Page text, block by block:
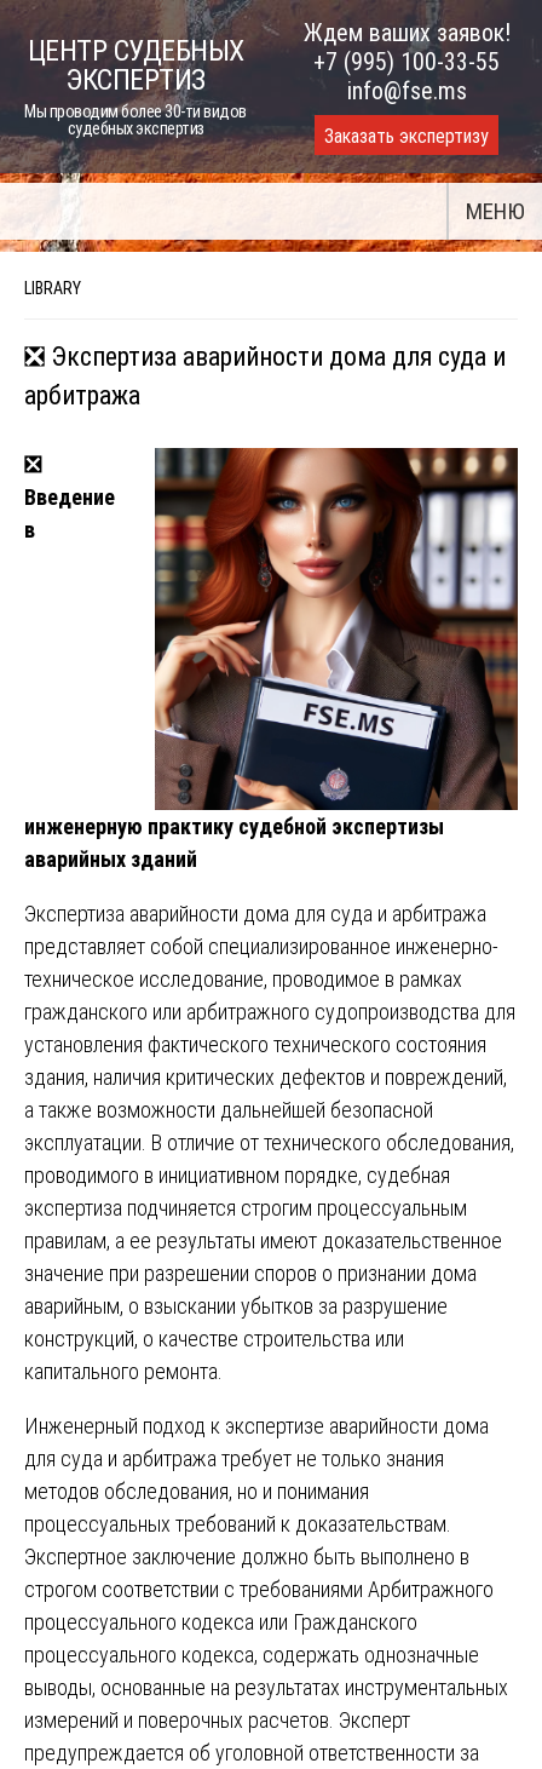
Skip
ЦЕНТР СУДЕБНЫХ
ЭКСПЕРТИЗ
Мы проводим более 30-ти видов
судебных экспертиз
Ждем ваших заявок!
+7 (995) 100-33-55
info@fse.ms
Заказать экспертизу
МЕНЮ
LIBRARY
❎ Экспертиза аварийности дома для суда и
арбитража
❎
Введение
в
инженерную практику судебной экспертизы
аварийных зданий
Экспертиза аварийности дома для суда и арбитража
представляет собой специализированное инженерно-
техническое исследование, проводимое в рамках
гражданского или арбитражного судопроизводства для
установления фактического технического состояния
здания, наличия критических дефектов и повреждений,
а также возможности дальнейшей безопасной
эксплуатации. В отличие от технического обследования,
проводимого в инициативном порядке, судебная
экспертиза подчиняется строгим процессуальным
правилам, а ее результаты имеют доказательственное
значение при разрешении споров о признании дома
аварийным, о взыскании убытков за разрушение
конструкций, о качестве строительства или
капитального ремонта.
Инженерный подход к экспертизе аварийности дома
для суда и арбитража требует не только знания
методов обследования, но и понимания
процессуальных требований к доказательствам.
Экспертное заключение должно быть выполнено в
строгом соответствии с требованиями Арбитражного
процессуального кодекса или Гражданского
процессуального кодекса, содержать однозначные
выводы, основанные на результатах инструментальных
измерений и поверочных расчетов. Эксперт
предупреждается об уголовной ответственности за